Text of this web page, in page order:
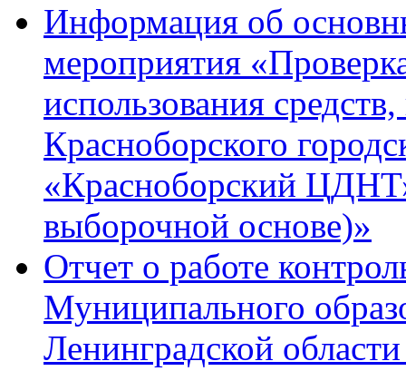
Информация об
мероприятия
использования
Красноборского
«Красноборский
выборочной основе)»
Отчет о работе
Муниципального
Ленинградской